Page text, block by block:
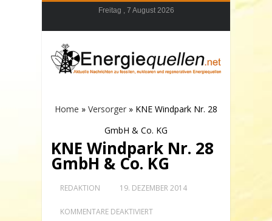
Freitag , 7 August 2026
Home » Versorger » KNE Windpark Nr. 28
GmbH & Co. KG
KNE Windpark Nr. 28
GmbH & Co. KG
REDAKTION 19. DEZEMBER 2014
KOMMENTARE DEAKTIVIERTFÜR